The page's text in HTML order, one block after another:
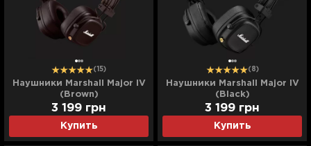
(15)
Наушники Marshall Major IV
(Brown)
Купить
3 199 грн
(8)
Наушники Marshall Major IV
(Black)
Купить
3 199 грн